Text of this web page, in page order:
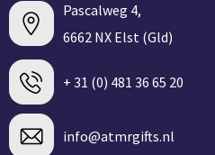
Pascalweg 4,
6662 NX Elst (Gld)
+ 31 (0) 481 36 65 20
info@atmrgifts.nl